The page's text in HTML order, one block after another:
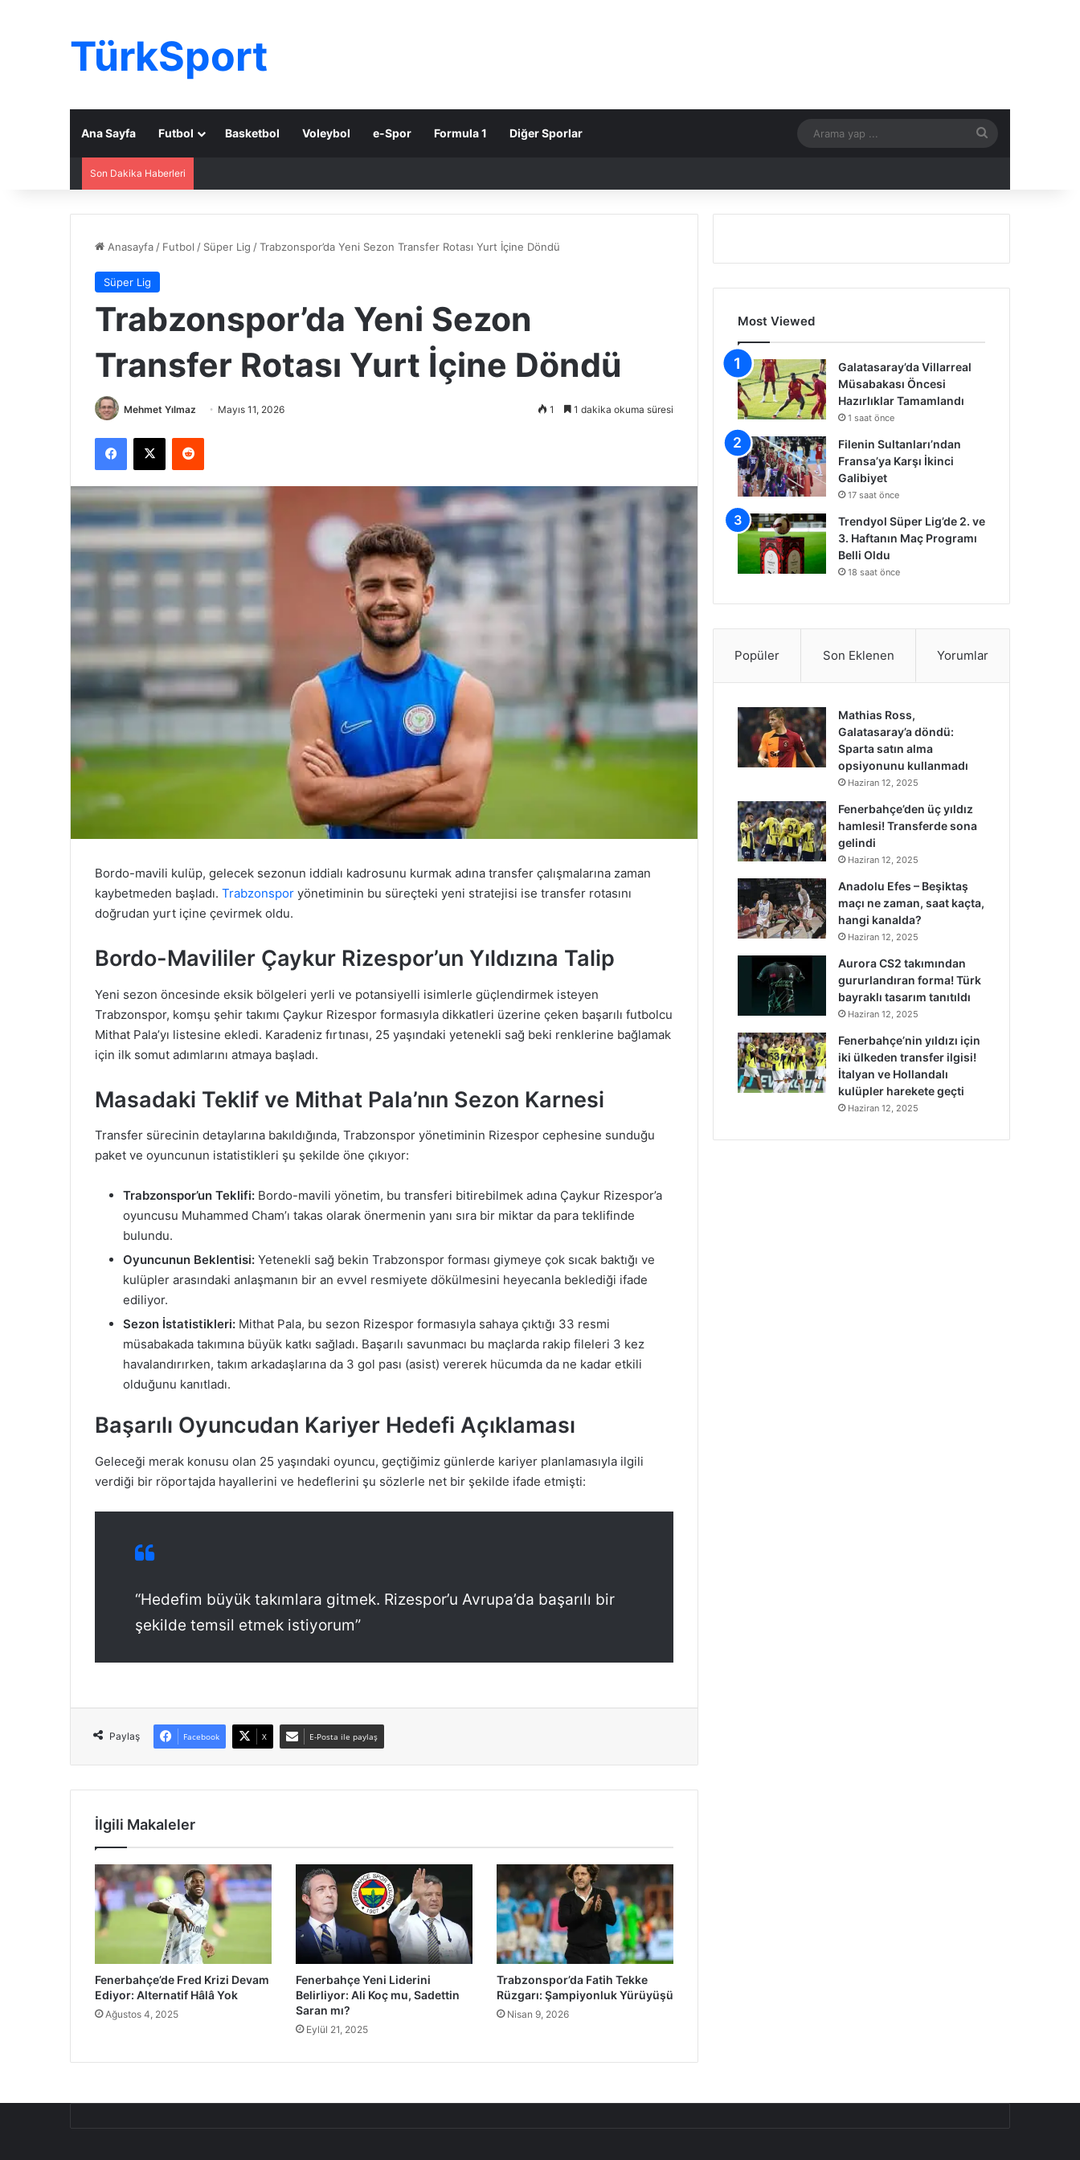
TürkSport
Ana Sayfa Futbol Basketbol Voleybol e-Spor Formula 1 Diğer Sporlar
...
Son Dakika Haberleri
Anasayfa / Futbol / Süper Lig /Trabzonspor’da Yeni Sezon Transfer Rotası Yurt İçine Döndü
Süper Lig
Trabzonspor’da Yeni Sezon
Transfer Rotası Yurt İçine Döndü
Mehmet Yılmaz Mayıs 11, 2026 1 1 dakika okuma süresi
Facebook
X Reddit
Bordo-mavili kulüp, gelecek sezonun iddialı kadrosunu kurmak adına transfer çalışmalarına zaman
kaybetmeden başladı. Trabzonspor yönetiminin bu süreçteki yeni stratejisi ise transfer rotasını
doğrudan yurt içine çevirmek oldu.
Bordo-Mavililer Çaykur Rizespor’un Yıldızına Talip
Yeni sezon öncesinde eksik bölgeleri yerli ve potansiyelli isimlerle güçlendirmek isteyen
Trabzonspor, komşu şehir takımı Çaykur Rizespor formasıyla dikkatleri üzerine çeken başarılı futbolcu
Mithat Pala’yı listesine ekledi. Karadeniz fırtınası, 25 yaşındaki yetenekli sağ beki renklerine bağlamak
için ilk somut adımlarını atmaya başladı.
Masadaki Teklif ve Mithat Pala’nın Sezon Karnesi
Transfer sürecinin detaylarına bakıldığında, Trabzonspor yönetiminin Rizespor cephesine sunduğu
paket ve oyuncunun istatistikleri şu şekilde öne çıkıyor:
Trabzonspor’un Teklifi: Bordo-mavili yönetim, bu transferi bitirebilmek adına Çaykur Rizespor’a
oyuncusu Muhammed Cham’ı takas olarak önermenin yanı sıra bir miktar da para teklifinde
bulundu.
Oyuncunun Beklentisi: Yetenekli sağ bekin Trabzonspor forması giymeye çok sıcak baktığı ve
kulüpler arasındaki anlaşmanın bir an evvel resmiyete dökülmesini heyecanla beklediği ifade
ediliyor.
Sezon İstatistikleri: Mithat Pala, bu sezon Rizespor formasıyla sahaya çıktığı 33 resmi
müsabakada takımına büyük katkı sağladı. Başarılı savunmacı bu maçlarda rakip fileleri 3 kez
havalandırırken, takım arkadaşlarına da 3 gol pası (asist) vererek hücumda da ne kadar etkili
olduğunu kanıtladı.
Başarılı Oyuncudan Kariyer Hedefi Açıklaması
Geleceği merak konusu olan 25 yaşındaki oyuncu, geçtiğimiz günlerde kariyer planlamasıyla ilgili
verdiği bir röportajda hayallerini ve hedeflerini şu sözlerle net bir şekilde ifade etmişti:
“Hedefim büyük takımlara gitmek. Rizespor’u Avrupa’da başarılı bir
şekilde temsil etmek istiyorum”
Paylaş Facebook X E-Posta ile paylaş
İlgili Makaleler
Fenerbahçe’de Fred Krizi Devam
Ediyor: Alternatif Hâlâ Yok
Ağustos 4, 2025
Fenerbahçe Yeni Liderini
Belirliyor: Ali Koç mu, Sadettin
Saran mı?
Eylül 21, 2025
Trabzonspor’da Fatih Tekke
Rüzgarı: Şampiyonluk Yürüyüşü
Nisan 9, 2026
Most Viewed
Galatasaray’da Villarreal
Müsabakası Öncesi
Hazırlıklar Tamamlandı
1 saat önce
Filenin Sultanları’ndan
Fransa’ya Karşı İkinci
Galibiyet
17 saat önce
Trendyol Süper Lig’de 2. ve
3. Haftanın Maç Programı
Belli Oldu
18 saat önce
Popüler Son Eklenen Yorumlar
Mathias Ross,
Galatasaray’a döndü:
Sparta satın alma
opsiyonunu kullanmadı
Haziran 12, 2025
Fenerbahçe’den üç yıldız
hamlesi! Transferde sona
gelindi
Haziran 12, 2025
Anadolu Efes – Beşiktaş
maçı ne zaman, saat kaçta,
hangi kanalda?
Haziran 12, 2025
Aurora CS2 takımından
gururlandıran forma! Türk
bayraklı tasarım tanıtıldı
Haziran 12, 2025
Fenerbahçe’nin yıldızı için
iki ülkeden transfer ilgisi!
İtalyan ve Hollandalı
kulüpler harekete geçti
Haziran 12, 2025